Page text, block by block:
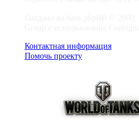
Контактная информация
Помочь проекту